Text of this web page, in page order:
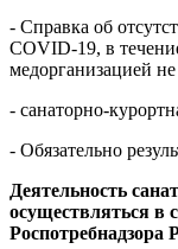
- Справка об
COVID-19, в
медорганизацией
- санаторно-
- Обязательно
Деятельность
осуществляться в
Роспотребнадзора